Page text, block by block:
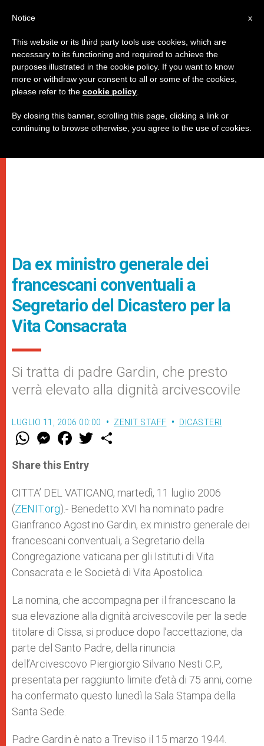
Da ex ministro generale dei
francescani conventuali a
Segretario del Dicastero per la
Vita Consacrata
Si tratta di padre Gardin, che presto
verrà elevato alla dignità arcivescovile
LUGLIO 11, 2006 00:00 ZENIT STAFF DICASTERI
W
t
s
p
p
M
e
s
e
g
e
r
F
a
e
b
o
k
w
r
Share this Entry
CITTA’ DEL VATICANO, martedì, 11 luglio 2006
(ZENIT.org).- Benedetto XVI ha nominato padre
Gianfranco Agostino Gardin, ex ministro generale dei
francescani conventuali, a Segretario della
Congregazione vaticana per gli Istituti di Vita
Consacrata e le Società di Vita Apostolica.
La nomina, che accompagna per il francescano la
sua elevazione alla dignità arcivescovile per la sede
titolare di Cissa, si produce dopo l’accettazione, da
parte del Santo Padre, della rinuncia
dell’Arcivescovo Piergiorgio Silvano Nesti C.P.,
presentata per raggiunto limite d’età di 75 anni, come
ha confermato questo lunedì la Sala Stampa della
Santa Sede.
Padre Gardin è nato a Treviso il 15 marzo 1944.
x
Notice
This website or its third party tools use cookies, which are
necessary to its functioning and required to achieve the
purposes illustrated in the cookie policy. If you want to know
more or withdraw your consent to all or some of the cookies,
please refer to the cookie policy
By closing this banner, scrolling this page, clicking a link or
continuing to browse otherwise, you agree to the use of cookies.